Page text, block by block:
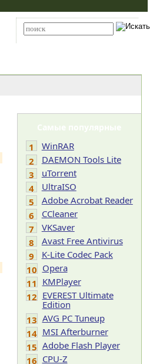
Самые популярные
1
WinRAR
2
DAEMON Tools Lite
3
uTorrent
4
UltraISO
5
Adobe Acrobat Reader
6
CCleaner
7
VKSaver
8
Avast Free Antivirus
9
K-Lite Codec Pack
10 Opera
11 KMPlayer
12 EVEREST Ultimate
Edition
13 AVG PC Tuneup
14 MSI Afterburner
15 Adobe Flash Player
16 CPU-Z